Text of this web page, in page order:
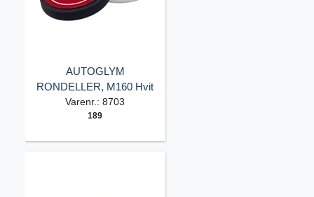
AUTOGLYM
RONDELLER, M160 Hvit
Varenr.: 8703
189